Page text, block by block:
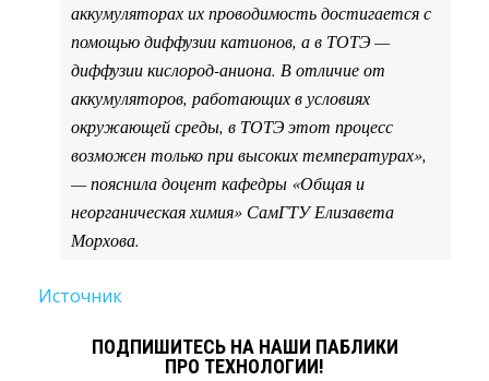
аккумуляторах их проводимость достигается с
помощью диффузии катионов, а в ТОТЭ —
диффузии кислород-аниона. В отличие от
аккумуляторов, работающих в условиях
окружающей среды, в ТОТЭ этот процесс
возможен только при высоких температурах»,
— пояснила доцент кафедры «Общая и
неорганическая химия» СамГТУ Елизавета
Морхова.
Источник
ПОДПИШИТЕСЬ НА НАШИ ПАБЛИКИ
ПРО ТЕХНОЛОГИИ!